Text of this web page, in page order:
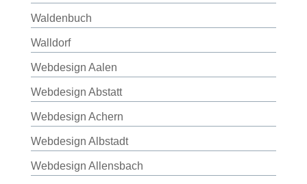
Waldenbuch
Walldorf
Webdesign Aalen
Webdesign Abstatt
Webdesign Achern
Webdesign Albstadt
Webdesign Allensbach